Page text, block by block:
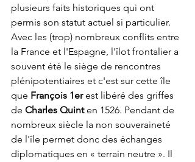
plusieurs faits historiques qui ont
permis son statut actuel si particulier.
Avec les (trop) nombreux conflits entre
la France et l'Espagne, l'îlot frontalier a
souvent été le siège de rencontres
plénipotentiaires et c'est sur cette île
que François 1er est libéré des griffes
de Charles Quint en 1526. Pendant de
nombreux siècle la non souveraineté
de l'île permet donc des échanges
diplomatiques en « terrain neutre ». Il